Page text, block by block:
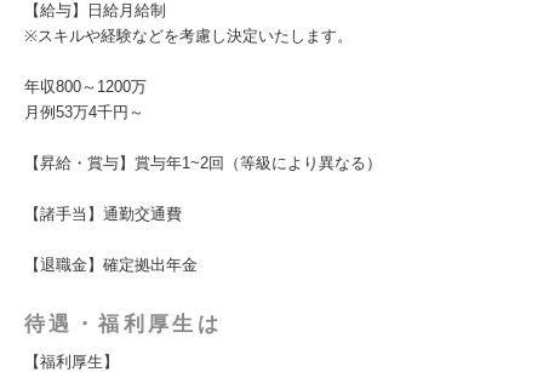
【給与】日給月給制
※スキルや経験などを考慮し決定いたします。
年収800～1200万
月例53万4千円～
【昇給・賞与】賞与年1~2回（等級により異なる）
【諸手当】通勤交通費
【退職金】確定拠出年金
待遇・福利厚生は
【福利厚生】